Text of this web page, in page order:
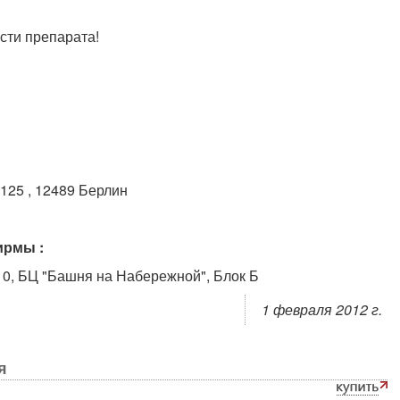
препарата!
, 12489 Берлин
:
БЦ "Башня на Набережной", Блок Б
1 февраля 2012 г.